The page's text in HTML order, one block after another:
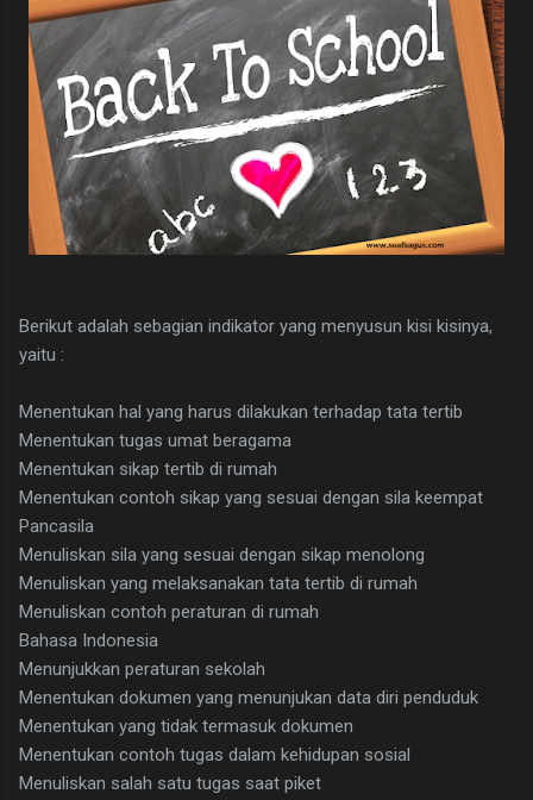
Berikut adalah sebagian indikator yang menyusun kisi kisinya,
yaitu :
Menentukan hal yang harus dilakukan terhadap tata tertib
Menentukan tugas umat beragama
Menentukan sikap tertib di rumah
Menentukan contoh sikap yang sesuai dengan sila keempat
Pancasila
Menuliskan sila yang sesuai dengan sikap menolong
Menuliskan yang melaksanakan tata tertib di rumah
Menuliskan contoh peraturan di rumah
Bahasa Indonesia
Menunjukkan peraturan sekolah
Menentukan dokumen yang menunjukan data diri penduduk
Menentukan yang tidak termasuk dokumen
Menentukan contoh tugas dalam kehidupan sosial
Menuliskan salah satu tugas saat piket